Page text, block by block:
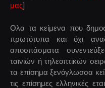
μας]
Ολα τα κείμενα που
πρωτότυπα και όχι
αποσπάσματα
ταινιών ή τηλεοπτικών
τα επίσημα ξενόγλωσσα
τις επίσημες ελληνικές